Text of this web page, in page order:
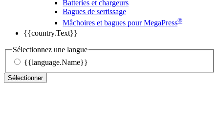
{{country.Text}}
Sélectionnez une langue
{{language.Name}}
Sélectionner
Batteries et chargeurs
Bagues de sertissage
Mâchoires et bagues pour MegaPress®